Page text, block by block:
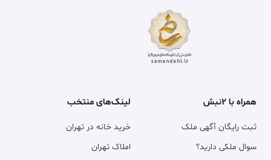
همراه با ۲نبش
ثبت رایگان آگهی ملک
سوال ملکی دارید؟
لینک‌های منتخب
خرید خانه در تهران
املاک تهران